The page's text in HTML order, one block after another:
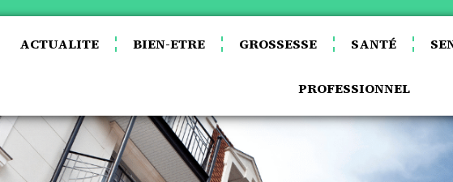
ACTUALITE BIEN-ETRE GROSSESSE SANTÉ
PROFESSIONNEL